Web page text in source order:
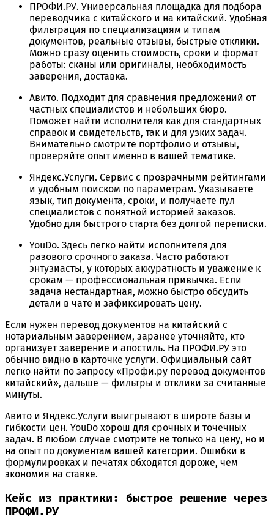
ПРОФИ.РУ. Универсальная площадка для подбора
переводчика с китайского и на китайский. Удобная
фильтрация по специализациям и типам
документов, реальные отзывы, быстрые отклики.
Можно сразу оценить стоимость, сроки и формат
работы: сканы или оригиналы, необходимость
заверения, доставка.
Авито. Подходит для сравнения предложений от
частных специалистов и небольших бюро.
Поможет найти исполнителя как для стандартных
справок и свидетельств, так и для узких задач.
Внимательно смотрите портфолио и отзывы,
проверяйте опыт именно в вашей тематике.
Яндекс.Услуги. Сервис с прозрачными рейтингами
и удобным поиском по параметрам. Указываете
язык, тип документа, сроки, и получаете пул
специалистов с понятной историей заказов.
Удобно для быстрого старта без долгой переписки.
YouDo. Здесь легко найти исполнителя для
разового срочного заказа. Часто работают
энтузиасты, у которых аккуратность и уважение к
срокам — профессиональная привычка. Если
задача нестандартная, можно быстро обсудить
детали в чате и зафиксировать цену.
Если нужен перевод документов на китайский с
нотариальным заверением, заранее уточняйте, кто
организует заверение и апостиль. На ПРОФИ.РУ это
обычно видно в карточке услуги. Официальный сайт
легко найти по запросу «Профи.ру перевод документов
китайский», дальше — фильтры и отклики за считанные
минуты.
Авито и Яндекс.Услуги выигрывают в широте базы и
гибкости цен. YouDo хорош для срочных и точечных
задач. В любом случае смотрите не только на цену, но и
на опыт по документам вашей категории. Ошибки в
формулировках и печатях обходятся дороже, чем
экономия на ставке.
Кейс из практики: быстрое решение через
ПРОФИ.РУ